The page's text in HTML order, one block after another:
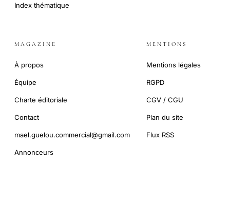
Index thématique
MAGAZINE
À propos
Équipe
Charte éditoriale
Contact
mael.guelou.commercial@gmail.com
Annonceurs
MENTIONS
Mentions légales
RGPD
CGV / CGU
Plan du site
Flux RSS